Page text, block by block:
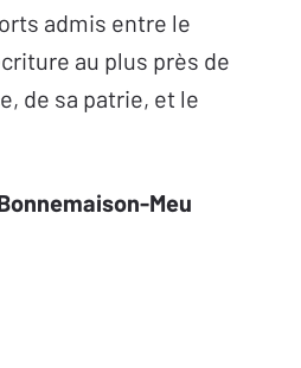
admis entre le
au plus près de
de sa patrie, et le
Meu